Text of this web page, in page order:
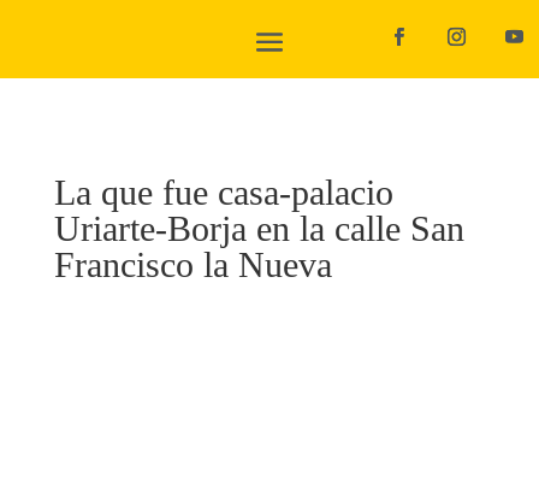
La que fue casa-palacio
Uriarte-Borja en la calle San
Francisco la Nueva